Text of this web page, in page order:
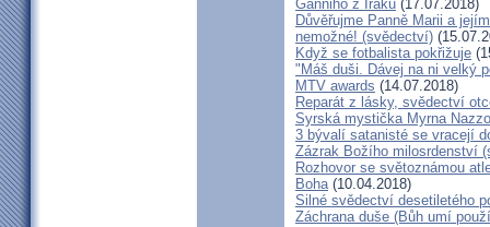
Ganniho z Iráku (17.07.2018)
Důvěřujme Panně Marii a
nemožné! (svědectví)
Když se fotbalista pokřižuje
"Máš duši. Dávej na ni velký
MTV awards (14.07.2018)
Reparát z lásky, svědectví
Syrská mystička Myrna
3 bývalí satanisté se vracejí
Zázrak Božího milosrdenství
Rozhovor se světoznámou
Boha(10.04.2018)
Silné svědectví desetiletého
Záchrana duše (Bůh umí